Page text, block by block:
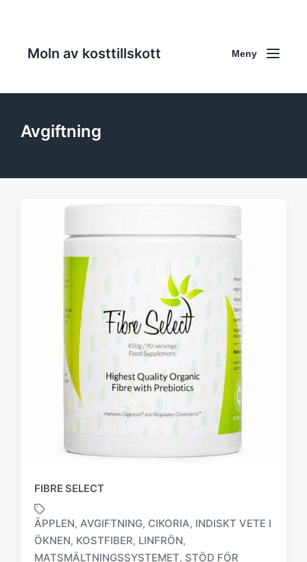
Moln av kosttillskott Meny
Avgiftning
FIBRE SELECT
ÄPPLEN, AVGIFTNING, CIKORIA, INDISKT VETE I
ÖKNEN, KOSTFIBER, LINFRÖN,
MATSMÄLTNINGSSYSTEMET, STÖD FÖR